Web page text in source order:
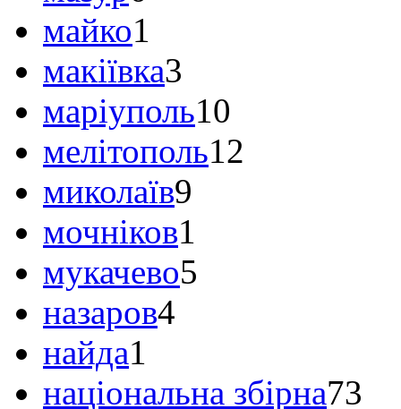
майко1
макіївка3
маріуполь10
мелітополь12
миколаїв9
мочніков1
мукачево5
назаров4
найда1
національна збірна73